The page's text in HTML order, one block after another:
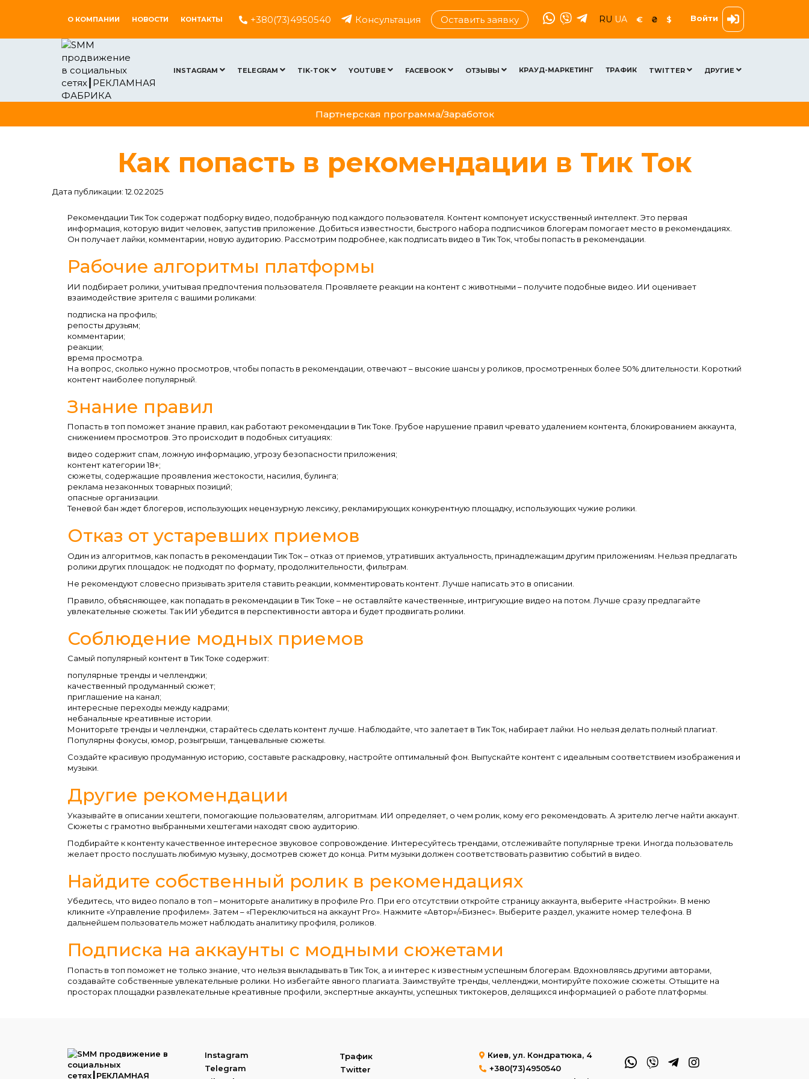
О КОМПАНИИ НОВОСТИ КОНТАКТЫ +380(73)4950540 Консультация Оставить заявку RU UA € ₴ $ Войти
INSTAGRAM TELEGRAM TIK-TOK YOUTUBE FACEBOOK ОТЗЫВЫ КРАУД-МАРКЕТИНГ ТРАФИК TWITTER ДРУГИЕ
Партнерская программа/Заработок
Как попасть в рекомендации в Тик Ток
Дата публикации: 12.02.2025
Рекомендации Тик Ток содержат подборку видео, подобранную под каждого пользователя. Контент компонует искусственный интеллект. Это первая
информация, которую видит человек, запустив приложение. Добиться известности, быстрого набора подписчиков блогерам помогает место в рекомендациях.
Он получает лайки, комментарии, новую аудиторию. Рассмотрим подробнее, как подписать видео в Тик Ток, чтобы попасть в рекомендации.
Рабочие алгоритмы платформы
ИИ подбирает ролики, учитывая предпочтения пользователя. Проявляете реакции на контент с животными – получите подобные видео. ИИ оценивает
взаимодействие зрителя с вашими роликами:
подписка на профиль;
репосты друзьям;
комментарии;
реакции;
время просмотра.
На вопрос, сколько нужно просмотров, чтобы попасть в рекомендации, отвечают – высокие шансы у роликов, просмотренных более 50% длительности. Короткий
контент наиболее популярный.
Знание правил
Попасть в топ поможет знание правил, как работают рекомендации в Тик Токе. Грубое нарушение правил чревато удалением контента, блокированием аккаунта,
снижением просмотров. Это происходит в подобных ситуациях:
видео содержит спам, ложную информацию, угрозу безопасности приложения;
контент категории 18+;
сюжеты, содержащие проявления жестокости, насилия, булинга;
реклама незаконных товарных позиций;
опасные организации.
Теневой бан ждет блогеров, использующих нецензурную лексику, рекламирующих конкурентную площадку, использующих чужие ролики.
Отказ от устаревших приемов
Один из алгоритмов, как попасть в рекомендации Тик Ток – отказ от приемов, утративших актуальность, принадлежащим другим приложениям. Нельзя предлагать
ролики других площадок: не подходят по формату, продолжительности, фильтрам.
Не рекомендуют словесно призывать зрителя ставить реакции, комментировать контент. Лучше написать это в описании.
Правило, объясняющее, как попадать в рекомендации в Тик Токе – не оставляйте качественные, интригующие видео на потом. Лучше сразу предлагайте
увлекательные сюжеты. Так ИИ убедится в перспективности автора и будет продвигать ролики.
Соблюдение модных приемов
Самый популярный контент в Тик Токе содержит:
популярные тренды и челленджи;
качественный продуманный сюжет;
приглашение на канал;
интересные переходы между кадрами;
небанальные креативные истории.
Мониторьте тренды и челленджи, старайтесь сделать контент лучше. Наблюдайте, что залетает в Тик Ток, набирает лайки. Но нельзя делать полный плагиат.
Популярны фокусы, юмор, розыгрыши, танцевальные сюжеты.
Создайте красивую продуманную историю, составьте раскадровку, настройте оптимальный фон. Выпускайте контент с идеальным соответствием изображения и
музыки.
Другие рекомендации
Указывайте в описании хештеги, помогающие пользователям, алгоритмам. ИИ определяет, о чем ролик, кому его рекомендовать. А зрителю легче найти аккаунт.
Сюжеты с грамотно выбранными хештегами находят свою аудиторию.
Подбирайте к контенту качественное интересное звуковое сопровождение. Интересуйтесь трендами, отслеживайте популярные треки. Иногда пользователь
желает просто послушать любимую музыку, досмотрев сюжет до конца. Ритм музыки должен соответствовать развитию событий в видео.
Найдите собственный ролик в рекомендациях
Убедитесь, что видео попало в топ – мониторьте аналитику в профиле Pro. При его отсутствии откройте страницу аккаунта, выберите «Настройки». В меню
кликните «Управление профилем». Затем – «Переключиться на аккаунт Pro». Нажмите «Автор»/»Бизнес». Выберите раздел, укажите номер телефона. В
дальнейшем пользователь может наблюдать аналитику профиля, роликов.
Подписка на аккаунты с модными сюжетами
Попасть в топ поможет не только знание, что нельзя выкладывать в Тик Ток, а и интерес к известным успешным блогерам. Вдохновляясь другими авторами,
создавайте собственные увлекательные ролики. Но избегайте явного плагиата. Заимствуйте тренды, челленджи, монтируйте похожие сюжеты. Отыщите на
просторах площадки развлекательные креативные профили, экспертные аккаунты, успешных тиктокеров, делящихся информацией о работе платформы.
Instagram
Telegram
Трафик
Twitter
Киев, ул. Кондратюка, 4
+380(73)4950540